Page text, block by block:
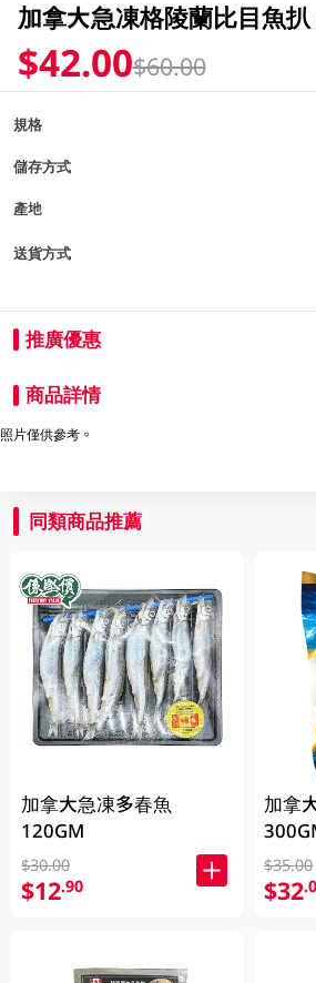
加拿大急凍格陵蘭比目魚
$42.00$60.00
規格
儲存方式
產地
送貨方式
推廣優惠
商品詳情
照片僅供參考。
同類商品推薦
加拿大急凍多春魚
120GM
$30.00
$12.90
加拿
$35.00
$32